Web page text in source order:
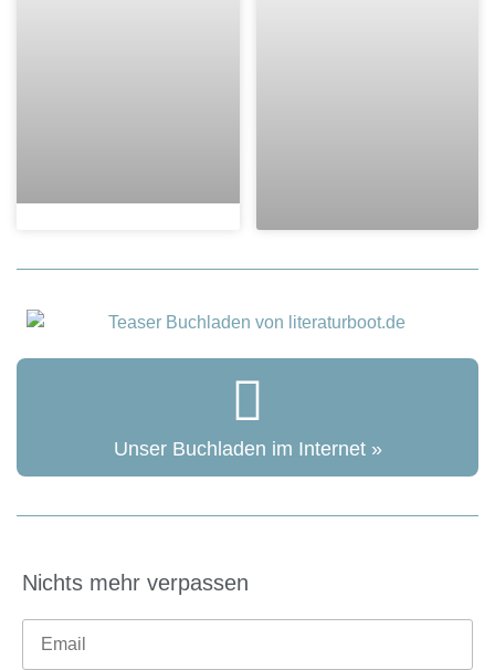
Unser Buchladen im Internet »
Nichts mehr verpassen